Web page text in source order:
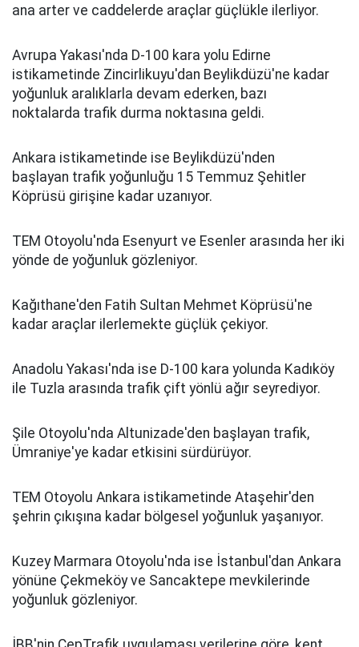
ana arter ve caddelerde araçlar güçlükle ilerliyor.
Avrupa Yakası'nda D-100 kara yolu Edirne
istikametinde Zincirlikuyu'dan Beylikdüzü'ne kadar
yoğunluk aralıklarla devam ederken, bazı
noktalarda trafik durma noktasına geldi.
Ankara istikametinde ise Beylikdüzü'nden
başlayan trafik yoğunluğu 15 Temmuz Şehitler
Köprüsü girişine kadar uzanıyor.
TEM Otoyolu'nda Esenyurt ve Esenler arasında her iki
yönde de yoğunluk gözleniyor.
Kağıthane'den Fatih Sultan Mehmet Köprüsü'ne
kadar araçlar ilerlemekte güçlük çekiyor.
Anadolu Yakası'nda ise D-100 kara yolunda Kadıköy
ile Tuzla arasında trafik çift yönlü ağır seyrediyor.
Şile Otoyolu'nda Altunizade'den başlayan trafik,
Ümraniye'ye kadar etkisini sürdürüyor.
TEM Otoyolu Ankara istikametinde Ataşehir'den
şehrin çıkışına kadar bölgesel yoğunluk yaşanıyor.
Kuzey Marmara Otoyolu'nda ise İstanbul'dan Ankara
yönüne Çekmeköy ve Sancaktepe mevkilerinde
yoğunluk gözleniyor.